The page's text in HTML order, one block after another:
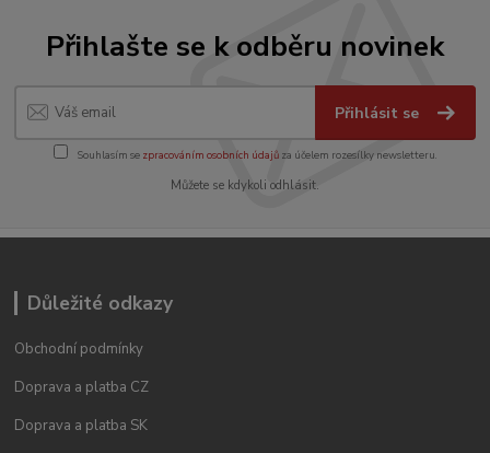
Přihlašte se k odběru novinek
Přihlásit se
Souhlasím se zpracováním osobních údajůza účelem rozesílky newsletteru.
Můžete se kdykoli odhlásit.
Důležité odkazy
Obchodní podmínky
Doprava a platba CZ
Doprava a platba SK